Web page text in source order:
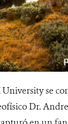
se
Dr.